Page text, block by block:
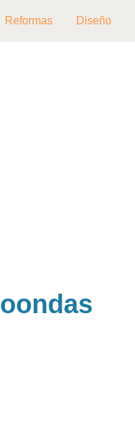
Reformas Diseño